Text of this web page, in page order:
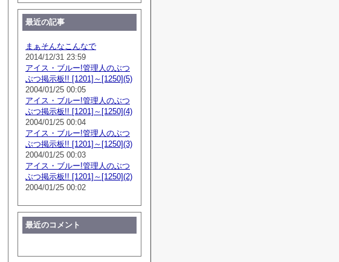
最近の記事
まぁそんなこんなで
2014/12/31 23:59
アイス・ブルー!管理人のぶつ
ぶつ掲示板!! [1201]～[1250](5)
2004/01/25 00:05
アイス・ブルー!管理人のぶつ
ぶつ掲示板!! [1201]～[1250](4)
2004/01/25 00:04
アイス・ブルー!管理人のぶつ
ぶつ掲示板!! [1201]～[1250](3)
2004/01/25 00:03
アイス・ブルー!管理人のぶつ
ぶつ掲示板!! [1201]～[1250](2)
2004/01/25 00:02
最近のコメント